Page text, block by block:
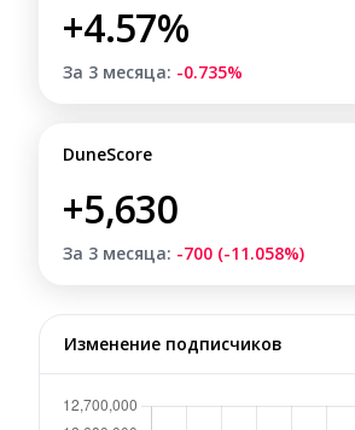
+4.57%
За 3 месяца: -0.735%
DuneScore
+5,630
За 3 месяца: -700 (-11.058%)
Изменение подписчиков